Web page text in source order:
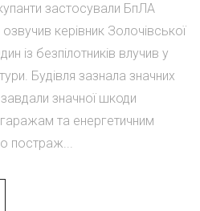
застосували БпЛА
керівник Золочівської
із безпілотників влучив у
Будівля зазнала значних
значної шкоди
та енергетичним
постраж...